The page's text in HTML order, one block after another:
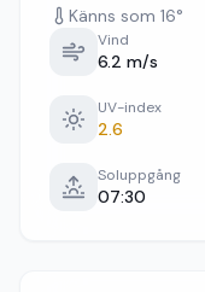
Känns som 16°
Vind
6.2 m/s
UV-index
2.6
Soluppgång
07:30